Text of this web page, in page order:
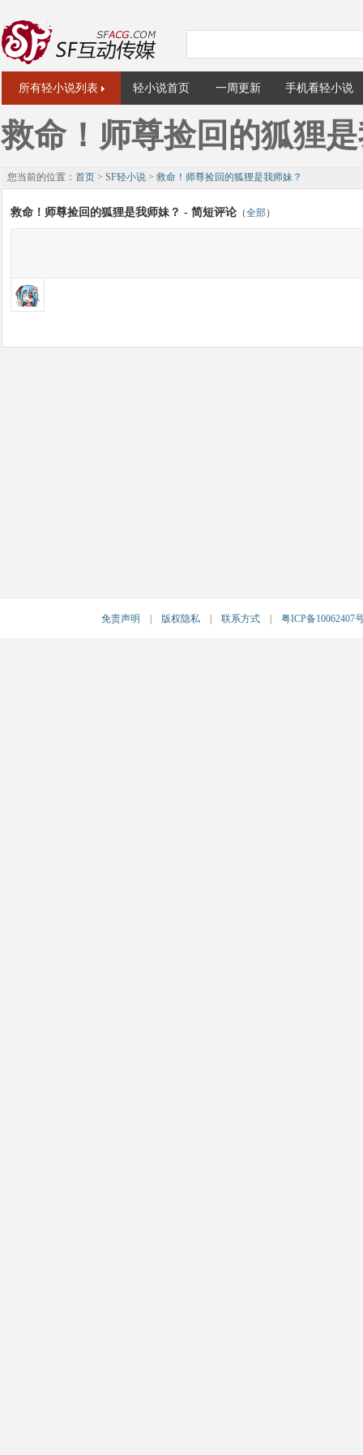
所有轻小说列表 轻小说首页 一周更新 手机看轻小说
救命！师尊捡回的狐狸
您当前的位置： 首页 > SF轻小说 > 救命！师尊捡回的狐狸是我师妹？
救命！师尊捡回的狐狸是我师妹？ - 简短评论 （全部）
免责声明 版权隐私 联系方式 粤ICP备10062407